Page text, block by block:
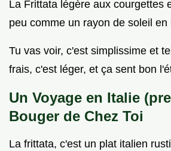
La Frittata légère aux courgettes
peu comme un rayon de soleil en
Tu vas voir, c'est simplissime et
frais, c'est léger, et ça sent bon
Un Voyage en Italie
Bouger de Chez Toi
La frittata, c'est un plat italien